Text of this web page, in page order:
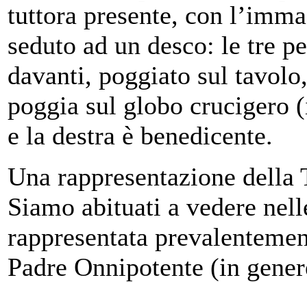
tuttora presente, con
seduto ad un desco: le tre
davanti, poggiato sul
poggia sul globo crucigero
e la destra è benedicente.
Una rappresentazione
Siamo abituati a vedere
rappresentata
Padre Onnipotente (in